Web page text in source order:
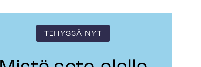
TEHYSSÄ NYT